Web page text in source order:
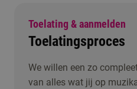
Toelating & aanmelden
Toelatingsproces
We willen een zo
van alles wat jij op